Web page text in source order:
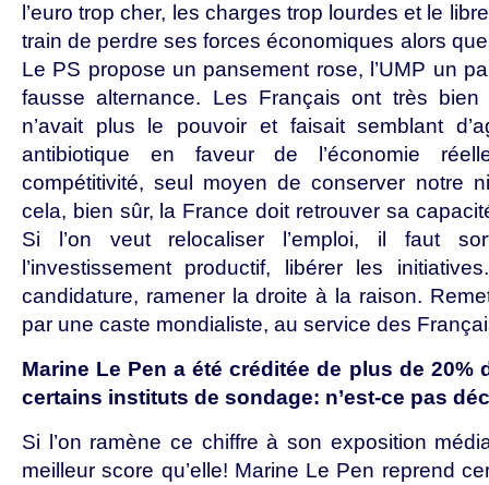
l’euro trop cher, les charges trop lourdes et le
train de perdre ses forces économiques alors
Le PS propose un pansement rose, l’UMP un
fausse alternance. Les Français ont très
n’avait plus le pouvoir et faisait semblant
antibiotique en faveur de l’économie
compétitivité, seul moyen de conserver notre
cela, bien sûr, la France doit retrouver sa
Si l’on veut relocaliser l’emploi, il faut
l’investissement productif, libérer les
candidature, ramener la droite à la raison.
par une caste mondialiste, au service des
Marine Le Pen a été créditée de plus de 20%
certains instituts de sondage: n’est-ce pas
Si l’on ramène ce chiffre à son exposition
meilleur score qu’elle! Marine Le Pen reprend